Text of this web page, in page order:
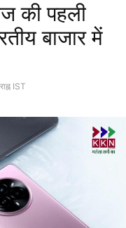
की पहली
बाजार में
IST